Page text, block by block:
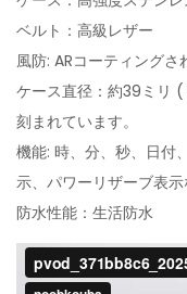
ベルト：高級レザー
風防: ARコーティング
ケース直径：約39ミリ
刻まれています。
機能: 時、分、秒、日付
示、パワーリザーブ表
防水性能：生活防水